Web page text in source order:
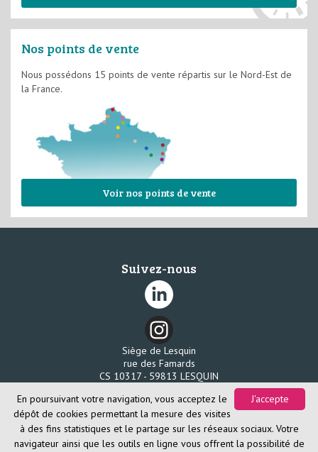
Nos points de vente
Nous possédons 15 points de vente répartis sur le Nord-Est de
la France.
Voir nos points de vente
Suivez-nous
Siège de Lesquin
rue des Famards
CS 10317 - 59813 LESQUIN
Fax. 03 20 96 58 85
J'accepte
En poursuivant votre navigation, vous acceptez le
dépôt de cookies permettant la mesure des visites
à des fins statistiques et le partage sur les réseaux sociaux. Votre
navigateur ainsi que les outils en ligne vous offrent la possibilité de